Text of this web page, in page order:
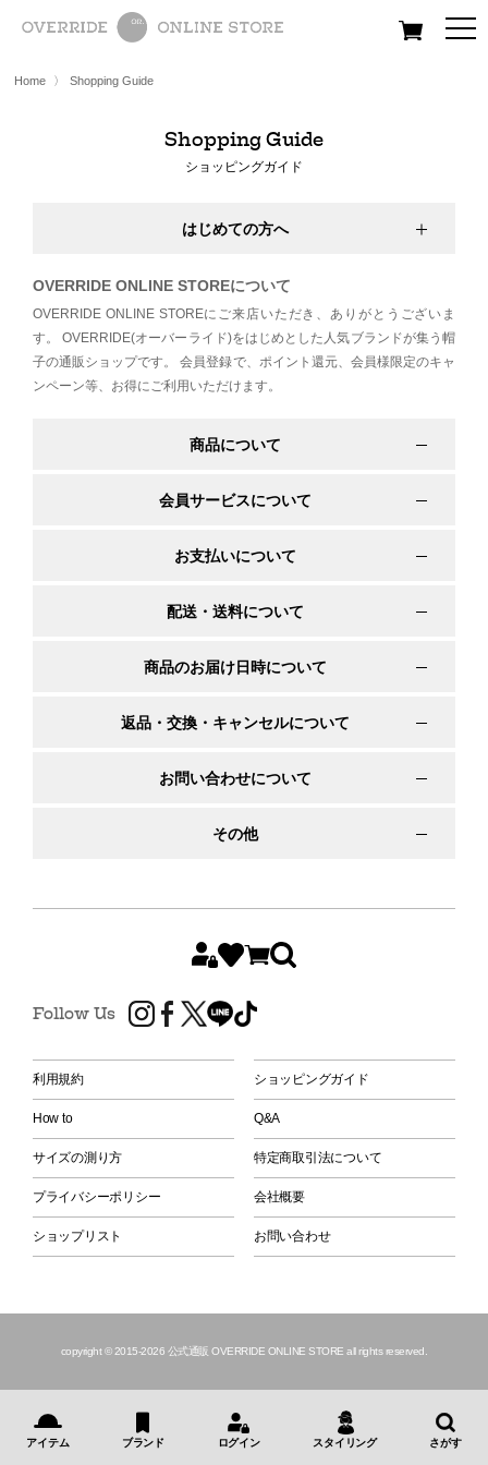
All Women Men
Home 〉 Shopping Guide
Shopping Guide
ショッピングガイド
はじめての方へ
OVERRIDE ONLINE STOREについて
OVERRIDE ONLINE STOREにご来店いただき、ありがとうございま
す。
OVERRIDE(オーバーライド)をはじめとした人気ブランドが集う帽
子の通販ショップです。
会員登録で、ポイント還元、会員様限定のキャ
ンペーン等、お得にご利用いただけます。
商品について
会員サービスについて
お支払いについて
配送・送料について
商品のお届け日時について
返品・交換・キャンセルについて
お問い合わせについて
その他
Follow Us
利用規約 ショッピングガイド
How to Q&A
サイズの測り方 特定商取引法について
プライバシーポリシー 会社概要
ショップリスト お問い合わせ
copyright © 2015-2026 公式通販 OVERRIDE ONLINE STORE all rights reserved.
アイテム ブランド ログイン スタイリング さがす